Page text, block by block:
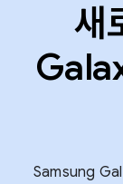
새
Samsung